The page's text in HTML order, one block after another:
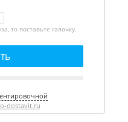
то поставьте галочку.
dostavit.ru